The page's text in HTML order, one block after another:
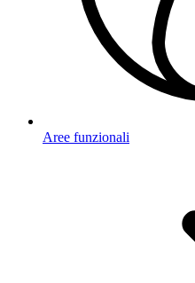
Aree funzionali